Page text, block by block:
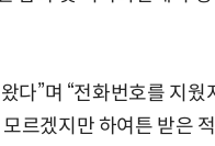
다”며 “전화번호를 지
르겠지만 하여튼 받은